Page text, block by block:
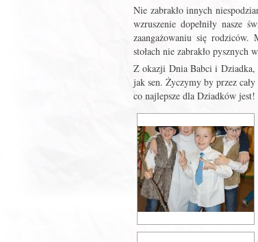
Nie zabrakło innych
wzruszenie dopełniły nasze
zaangażowaniu się
stołach nie zabrakło pysznych
Z okazji Dnia Babci i
jak sen. Życzymy by przez
co najlepsze dla Dziadków jest!